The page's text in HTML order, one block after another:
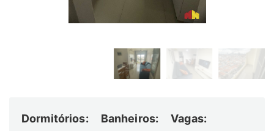
Dormitórios: Banheiros: Vagas: